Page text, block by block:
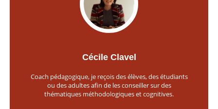
Cécile Clavel
Coach pédagogique, je reçois des élèves, des étudiants
ou des adultes afin de les conseiller sur des
thématiques méthodologiques et cognitives.